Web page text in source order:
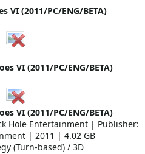
VI (2011/PC/ENG/BETA)
VI (2011/PC/ENG/BETA)
VI (2011/PC/ENG/BETA)
Hole Entertainment | Publisher:
| 2011 | 4.02 GB
(Turn-based) / 3D